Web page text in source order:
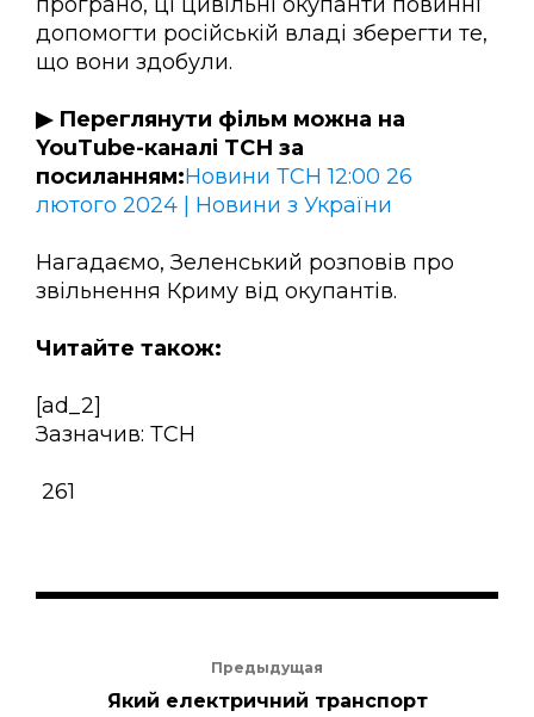
допомогти російській владі зберегти те,
що вони здобули.
▶ Переглянути фільм можна на
YouTube-каналі ТСН за
посиланням:Новини ТСН 12:00 26
лютого 2024 | Новини з України
Нагадаємо, Зеленський розповів про
звільнення Криму від окупантів.
Читайте також:
[ad_2]
Зазначив: ТСН
261
Предыдущая
Який електричний транспорт